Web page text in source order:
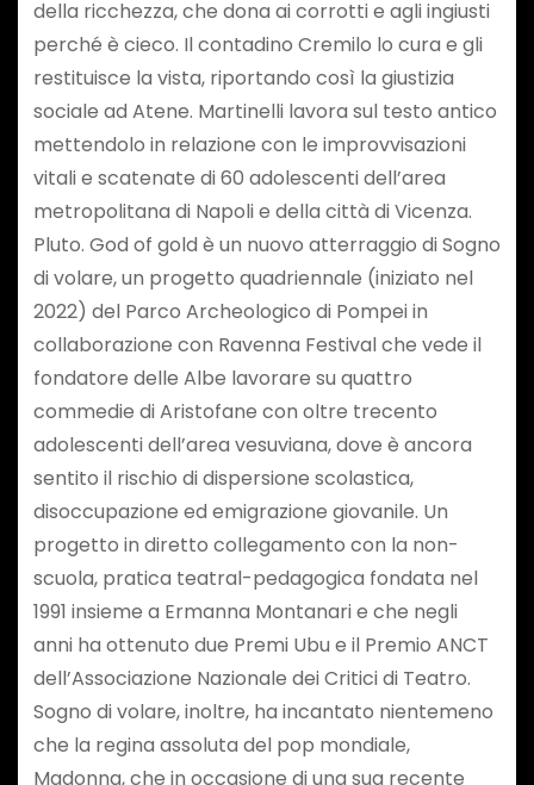
della ricchezza, che dona ai corrotti e agli ingiusti
perché è cieco. Il contadino Cremilo lo cura e gli
restituisce la vista, riportando così la giustizia
sociale ad Atene. Martinelli lavora sul testo antico
mettendolo in relazione con le improvvisazioni
vitali e scatenate di 60 adolescenti dell’area
metropolitana di Napoli e della città di Vicenza.
Pluto. God of gold è un nuovo atterraggio di Sogno
di volare, un progetto quadriennale (iniziato nel
2022) del Parco Archeologico di Pompei in
collaborazione con Ravenna Festival che vede il
fondatore delle Albe lavorare su quattro
commedie di Aristofane con oltre trecento
adolescenti dell’area vesuviana, dove è ancora
sentito il rischio di dispersione scolastica,
disoccupazione ed emigrazione giovanile. Un
progetto in diretto collegamento con la non-
scuola, pratica teatral-pedagogica fondata nel
1991 insieme a Ermanna Montanari e che negli
anni ha ottenuto due Premi Ubu e il Premio ANCT
dell’Associazione Nazionale dei Critici di Teatro.
Sogno di volare, inoltre, ha incantato nientemeno
che la regina assoluta del pop mondiale,
Madonna, che in occasione di una sua recente